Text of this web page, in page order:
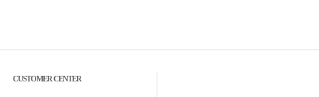
CUSTOMER CENTER